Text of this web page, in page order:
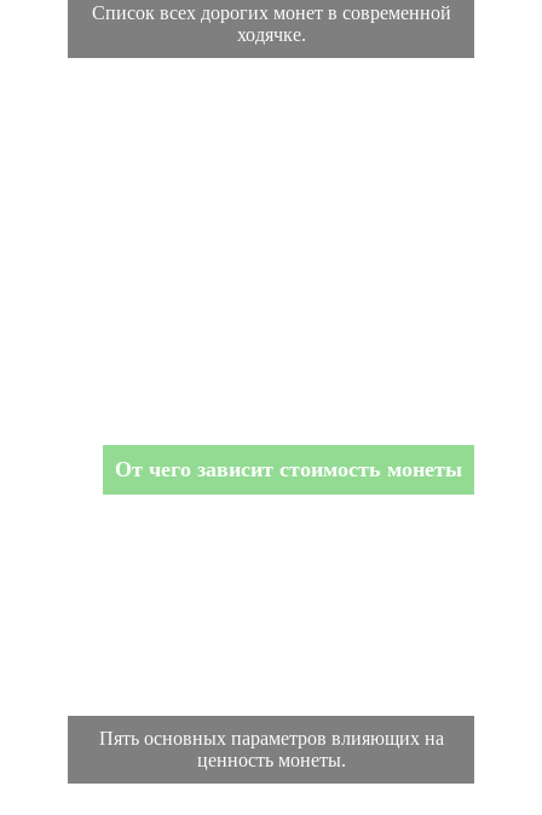
Список всех дорогих монет в современной
ходячке.
От чего зависит стоимость монеты
Пять основных параметров влияющих на
ценность монеты.